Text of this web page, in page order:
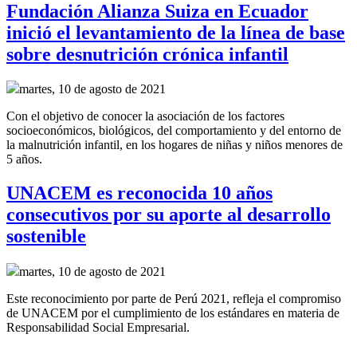
Fundación Alianza Suiza en Ecuador
inició el levantamiento de la línea de base
sobre desnutrición crónica infantil
martes, 10 de agosto de 2021
Con el objetivo de conocer la asociación de los factores
socioeconómicos, biológicos, del comportamiento y del entorno de
la malnutrición infantil, en los hogares de niñas y niños menores de
5 años.
UNACEM es reconocida 10 años
consecutivos por su aporte al desarrollo
sostenible
martes, 10 de agosto de 2021
Este reconocimiento por parte de Perú 2021, refleja el compromiso
de UNACEM por el cumplimiento de los estándares en materia de
Responsabilidad Social Empresarial.